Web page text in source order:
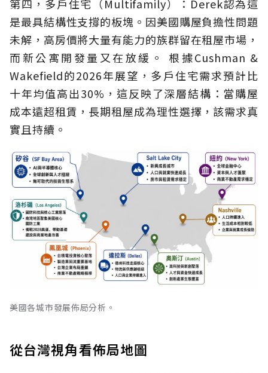
第四，多戶住宅（Multifamily）：Derek認為這
是最具結構性支撐的板塊。因美國購屋負擔性問題
未解，高房價將大量有能力的族群留在租屋市場，
而新公寓開發量又在放緩。 根據Cushman &
Wakefield的2026年展望，多戶住宅需求預計比
十年均值高出30%，這反映了深層結構：當購屋
成本遠超租賃，長期租屋成為理性選擇，該需求真
實且持續。
美國各城市發展佈局分析。
從台灣視角看佈局地圖